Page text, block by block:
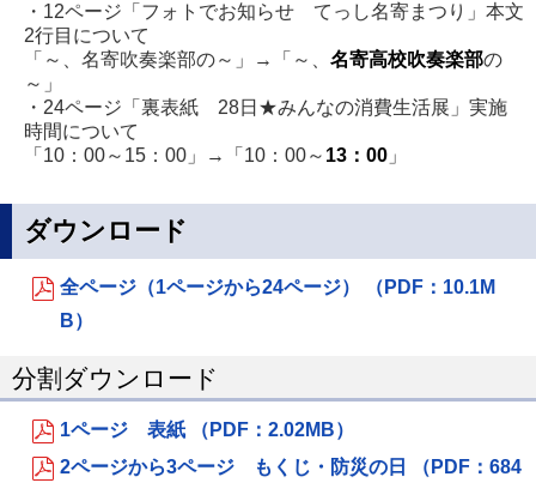
・12ページ「フォトでお知らせ てっし名寄まつり」本文
2行目について
「～、名寄吹奏楽部の～」→「～、 名寄高校吹奏楽部の
～」
・24ページ「裏表紙 28日★みんなの消費生活展」実施
時間について
「10：00～15：00」→「10：00～ 13：00 」
ダウンロード
全ページ（1ページから24ページ） （PDF：10.1M
B）
分割ダウンロード
1ページ 表紙 （PDF：2.02MB）
2ページから3ページ もくじ・防災の日 （PDF：684